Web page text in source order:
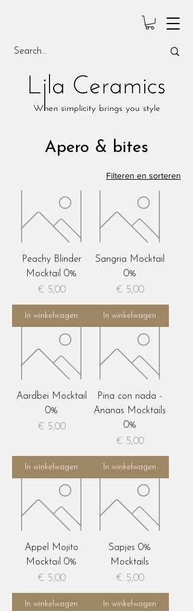
Apero & bites
Filteren en sorteren
Peachy Blinder
Mocktail 0%
Prijs
€ 5,00
In winkelwagen
Sangria Mocktail
0%
Prijs
€ 5,00
In winkelwagen
Aardbei Mocktail
0%
Prijs
€ 5,00
In winkelwagen
Pina con nada -
Ananas Mocktails
0%
Prijs
€ 5,00
In winkelwagen
Appel Mojito
Mocktail 0%
Prijs
€ 5,00
In winkelwagen
Sapjes 0%
Mocktails
Prijs
€ 5,00
In winkelwagen